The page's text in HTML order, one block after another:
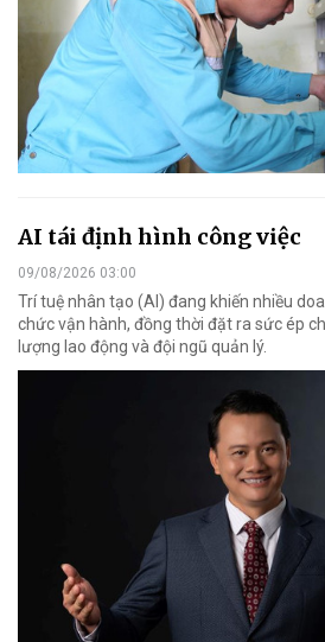
AI tái định hình công việc
09/08/2026 03:00
Trí tuệ nhân tạo (AI) đang khiến nhiều
chức vận hành, đồng thời đặt ra sức ép
lượng lao động và đội ngũ quản lý.